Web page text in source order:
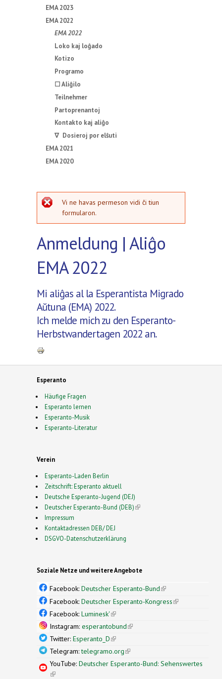
EMA 2023
EMA 2022
EMA 2022
Loko kaj loĝado
Kotizo
Programo
☐ Aliĝilo
Teilnehmer
Partoprenantoj
Kontakto kaj aliĝo
∇ Dosieroj por elŝuti
EMA 2021
EMA 2020
erarmesaĝo
Vi ne havas permeson vidi ĉi tiun
formularon.
Anmeldung | Aliĝo
EMA 2022
Mi aliĝas al la Esperantista Migrado
Aŭtuna (EMA) 2022.
Ich melde mich zu den Esperanto-
Herbstwandertagen 2022 an.
Esperanto
Häufige Fragen
Esperanto lernen
Esperanto-Musik
Esperanto-Literatur
Verein
Esperanto-Laden Berlin
Zeitschrift: Esperanto aktuell
Deutsche Esperanto-Jugend (DEJ)
Deutscher Esperanto-Bund (DEB)(link is external)
Impressum
Kontaktadressen DEB/ DEJ
DSGVO-Datenschutzerklärung
Soziale Netze und weitere Angebote
Facebook: Deutscher Esperanto-Bund(link is
external)
Facebook: Deutscher Esperanto-Kongress(link is
Facebook: Luminesk'(link is external)
Instagram: esperantobund(link is external)
Twitter: Esperanto_D(link is external)
Telegram:telegramo.org(link is external)
YouTube: Deutscher Esperanto-Bund: Sehenswertes
(link is external)